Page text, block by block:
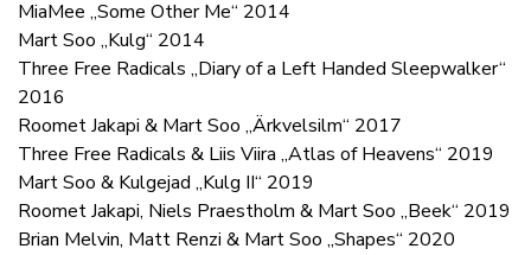
MiaMee „Some Other Me“ 2014
Mart Soo „Kulg“ 2014
Three Free Radicals „Diary of a Left Handed Sleepwalker“
2016
Roomet Jakapi & Mart Soo „Ärkvelsilm“ 2017
Three Free Radicals & Liis Viira „Atlas of Heavens“ 2019
Mart Soo & Kulgejad „Kulg II“ 2019
Roomet Jakapi, Niels Praestholm & Mart Soo „Beek“ 2019
Brian Melvin, Matt Renzi & Mart Soo „Shapes“ 2020